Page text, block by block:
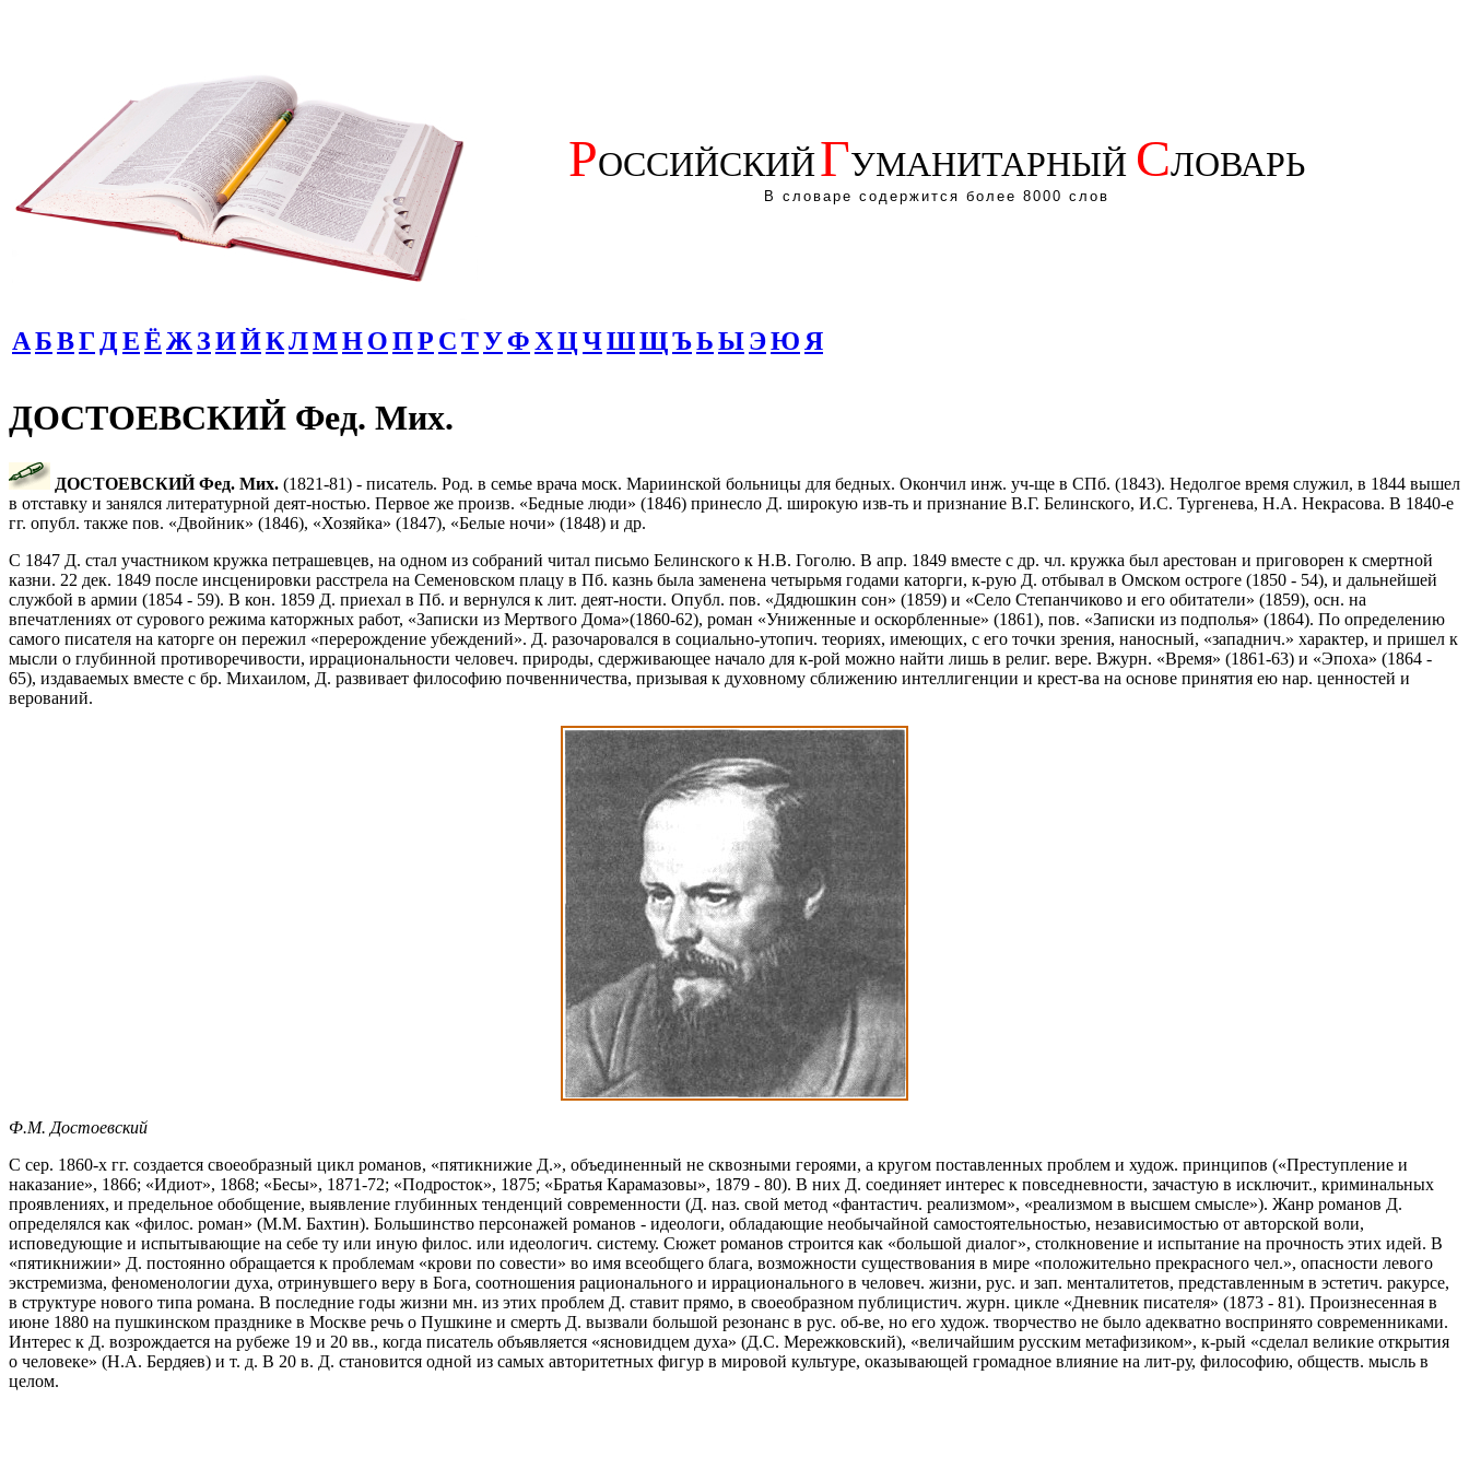
РОССИЙСКИЙГУМАНИТАРНЫЙ СЛОВАРЬ
В словаре содержится более 8000 слов
АБВГ ДЕЁ Ж ЗИЙКЛМНОПР СТУФ ХЦЧШЩЪЬЫЭЮ Я
ДОСТОЕВСКИЙ Фед. Мих.
ДОСТОЕВСКИЙ Фед. Мих. (1821-81) - писатель. Род. в семье врача моск. Мариинской больницы для бедных. Окончил инж. уч-ще в СПб. (1843). Недолгое время служил, в 1844 вышел
в отставку и занялся литературной деят-ностью. Первое же произв. «Бедные люди» (1846) принесло Д. широкую изв-ть и признание В.Г. Белинского, И.С. Тургенева, Н.А. Некрасова. В 1840-е
гг. опубл. также пов. «Двойник» (1846), «Хозяйка» (1847), «Белые ночи» (1848) и др.
С 1847 Д. стал участником кружка петрашевцев, на одном из собраний читал письмо Белинского к Н.В. Гоголю. В апр. 1849 вместе с др. чл. кружка был арестован и приговорен к смертной
казни. 22 дек. 1849 после инсценировки расстрела на Семеновском плацу в Пб. казнь была заменена четырьмя годами каторги, к-рую Д. отбывал в Омском остроге (1850 - 54), и дальнейшей
службой в армии (1854 - 59). В кон. 1859 Д. приехал в Пб. и вернулся к лит. деят-ности. Опубл. пов. «Дядюшкин сон» (1859) и «Село Степанчиково и его обитатели» (1859), осн. на
впечатлениях от сурового режима каторжных работ, «Записки из Мертвого Дома»(1860-62), роман «Униженные и оскорбленные» (1861), пов. «Записки из подполья» (1864). По определению
самого писателя на каторге он пережил «перерождение убеждений». Д. разочаровался в социально-утопич. теориях, имеющих, с его точки зрения, наносный, «западнич.» характер, и пришел к
мысли о глубинной противоречивости, иррациональности человеч. природы, сдерживающее начало для к-рой можно найти лишь в религ. вере. Вжурн. «Время» (1861-63) и «Эпоха» (1864 -
65), издаваемых вместе с бр. Михаилом, Д. развивает философию почвенничества, призывая к духовному сближению интеллигенции и крест-ва на основе принятия ею нар. ценностей и
верований.
Ф.М. Достоевский
С сер. 1860-х гг. создается своеобразный цикл романов, «пятикнижие Д.», объединенный не сквозными героями, а кругом поставленных проблем и худож. принципов («Преступление и
наказание», 1866; «Идиот», 1868; «Бесы», 1871-72; «Подросток», 1875; «Братья Карамазовы», 1879 - 80). В них Д. соединяет интерес к повседневности, зачастую в исключит., криминальных
проявлениях, и предельное обобщение, выявление глубинных тенденций современности (Д. наз. свой метод «фантастич. реализмом», «реализмом в высшем смысле»). Жанр романов Д.
определялся как «филос. роман» (М.М. Бахтин). Большинство персонажей романов - идеологи, обладающие необычайной самостоятельностью, независимостью от авторской воли,
исповедующие и испытывающие на себе ту или иную филос. или идеологич. систему. Сюжет романов строится как «большой диалог», столкновение и испытание на прочность этих идей. В
«пятикнижии» Д. постоянно обращается к проблемам «крови по совести» во имя всеобщего блага, возможности существования в мире «положительно прекрасного чел.», опасности левого
экстремизма, феноменологии духа, отринувшего веру в Бога, соотношения рационального и иррационального в человеч. жизни, рус. и зап. менталитетов, представленным в эстетич. ракурсе,
в структуре нового типа романа. В последние годы жизни мн. из этих проблем Д. ставит прямо, в своеобразном публицистич. журн. цикле «Дневник писателя» (1873 - 81). Произнесенная в
июне 1880 на пушкинском празднике в Москве речь о Пушкине и смерть Д. вызвали большой резонанс в рус. об-ве, но его худож. творчество не было адекватно воспринято современниками.
Интерес к Д. возрождается на рубеже 19 и 20 вв., когда писатель объявляется «ясновидцем духа» (Д.С. Мережковский), «величайшим русским метафизиком», к-рый «сделал великие открытия
о человеке» (Н.А. Бердяев) и т. д. В 20 в. Д. становится одной из самых авторитетных фигур в мировой культуре, оказывающей громадное влияние на лит-ру, философию, обществ. мысль в
целом.